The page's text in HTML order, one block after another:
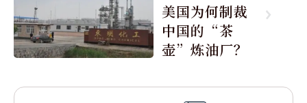
美国为何制裁
中国的“茶
壶”炼油厂？